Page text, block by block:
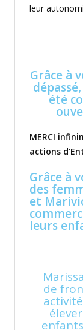
leur
Grâce à
été
MERCI
actions
Grâce à
des
et
leurs
de